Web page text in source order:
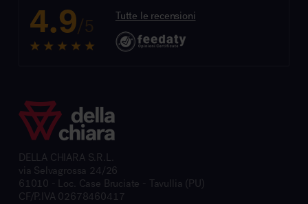
4.9/5 Tutte le recensioni
DELLA CHIARA S.R.L.
via Selvagrossa 24/26
61010 - Loc. Case Bruciate - Tavullia (PU)
CF/P.IVA 02678460417